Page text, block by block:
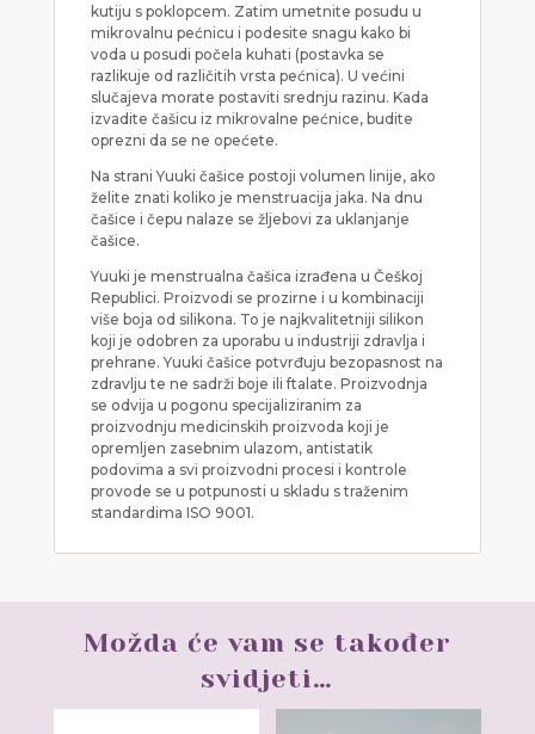
kutiju s poklopcem. Zatim umetnite posudu u
mikrovalnu pećnicu i podesite snagu kako bi
voda u posudi počela kuhati (postavka se
razlikuje od različitih vrsta pećnica). U većini
slučajeva morate postaviti srednju razinu. Kada
izvadite čašicu iz mikrovalne pećnice, budite
oprezni da se ne opećete.
Na strani Yuuki čašice postoji volumen linije, ako
želite znati koliko je menstruacija jaka. Na dnu
čašice i čepu nalaze se žljebovi za uklanjanje
čašice.
Yuuki je menstrualna čašica izrađena u Češkoj
Republici. Proizvodi se prozirne i u kombinaciji
više boja od silikona. To je najkvalitetniji silikon
koji je odobren za uporabu u industriji zdravlja i
prehrane. Yuuki čašice potvrđuju bezopasnost na
zdravlju te ne sadrži boje ili ftalate. Proizvodnja
se odvija u pogonu specijaliziranim za
proizvodnju medicinskih proizvoda koji je
opremljen zasebnim ulazom, antistatik
podovima a svi proizvodni procesi i kontrole
provode se u potpunosti u skladu s traženim
standardima ISO 9001.
Možda će vam se također
svidjeti…